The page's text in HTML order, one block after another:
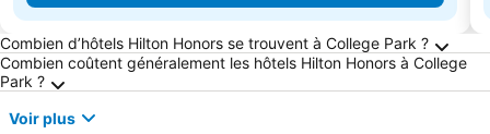
Questions fréquemment posées au sujet de
Combien d’hôtels Hilton Honors se trouvent à College Park ?
Combien coûtent généralement les hôtels Hilton Honors à College
Park ?
Voir plus